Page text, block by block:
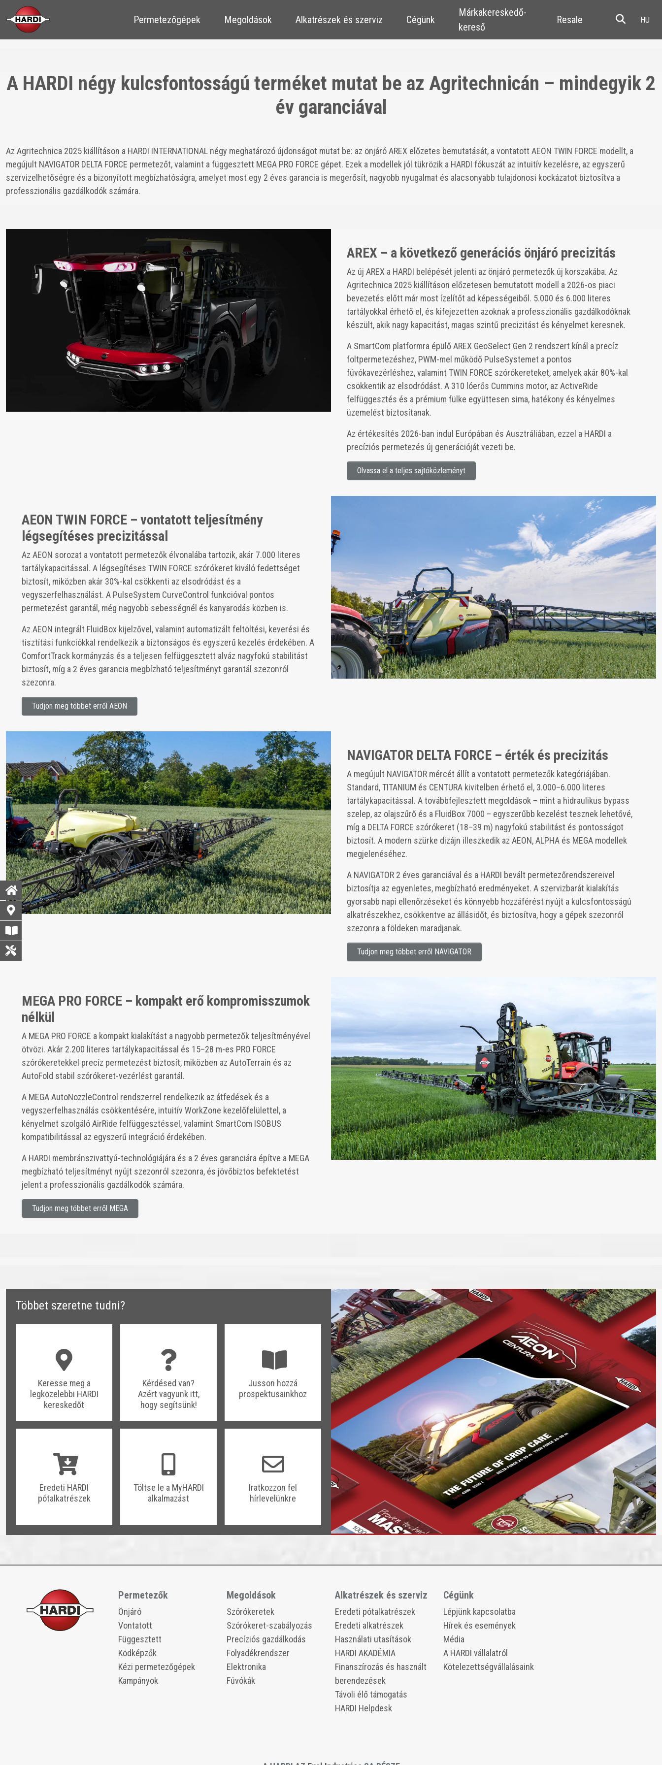
​​Permetezőgépek ​​Megoldások ​​Alkatrészek és szerviz Cégünk
Márkakereskedő-
kereső
Resale
A HARDI négy kulcsfontosságú terméket mutat be az Agritechnicán – mindegyik 2
év garanciával
Az Agritechnica 2025 kiállításon a HARDI INTERNATIONAL négy meghatározó újdonságot mutat be: az önjáró AREX előzetes bemutatását, a vontatott AEON TWIN FORCE modellt, a
megújult NAVIGATOR DELTA FORCE permetezőt, valamint a függesztett MEGA PRO FORCE gépet. Ezek a modellek jól tükrözik a HARDI fókuszát az intuitív kezelésre, az egyszerű
szervizelhetőségre és a bizonyított megbízhatóságra, amelyet most egy 2 éves garancia is megerősít, nagyobb nyugalmat és alacsonyabb tulajdonosi kockázatot biztosítva a
professzionális gazdálkodók számára.
AREX – a következő generációs önjáró precizitás
Az új AREX a HARDI belépését jelenti az önjáró permetezők új korszakába. Az
Agritechnica 2025 kiállításon előzetesen bemutatott modell a 2026-os piaci
bevezetés előtt már most ízelítőt ad képességeiből. 5.000 és 6.000 literes
tartályokkal érhető el, és kifejezetten azoknak a professzionális gazdálkodóknak
készült, akik nagy kapacitást, magas szintű precizitást és kényelmet keresnek.
A SmartCom platformra épülő AREX GeoSelect Gen 2 rendszert kínál a precíz
foltpermetezéshez, PWM-mel működő PulseSystemet a pontos
fúvókavezérléshez, valamint TWIN FORCE szórókereteket, amelyek akár 80%-kal
csökkentik az elsodródást. A 310 lóerős Cummins motor, az ActiveRide
felfüggesztés és a prémium fülke együttesen sima, hatékony és kényelmes
üzemelést biztosítanak.
Az értékesítés 2026-ban indul Európában és Ausztráliában, ezzel a HARDI a
precíziós permetezés új generációját vezeti be.
Olvassa el a teljes sajtóközleményt
AEON TWIN FORCE – vontatott teljesítmény
légsegítéses precizitással
Az AEON sorozat a vontatott permetezők élvonalába tartozik, akár 7.000 literes
tartálykapacitással. A légsegítéses TWIN FORCE szórókeret kiváló fedettséget
biztosít, miközben akár 30%-kal csökkenti az elsodródást és a
vegyszerfelhasználást. A PulseSystem CurveControl funkcióval pontos
permetezést garantál, még nagyobb sebességnél és kanyarodás közben is.
Az AEON integrált FluidBox kijelzővel, valamint automatizált feltöltési, keverési és
tisztítási funkciókkal rendelkezik a biztonságos és egyszerű kezelés érdekében. A
ComfortTrack kormányzás és a teljesen felfüggesztett alváz nagyfokú stabilitást
biztosít, míg a 2 éves garancia megbízható teljesítményt garantál szezonról
szezonra.
Tudjon meg többet erről AEON
NAVIGATOR DELTA FORCE – érték és precizitás
A megújult NAVIGATOR mércét állít a vontatott permetezők kategóriájában.
Standard, TITANIUM és CENTURA kivitelben érhető el, 3.000–6.000 literes
tartálykapacitással. A továbbfejlesztett megoldások – mint a hidraulikus bypass
szelep, az olajszűrő és a FluidBox 7000 – egyszerűbb kezelést tesznek lehetővé,
míg a DELTA FORCE szórókeret (18–39 m) nagyfokú stabilitást és pontosságot
biztosít. A modern szürke dizájn illeszkedik az AEON, ALPHA és MEGA modellek
megjelenéséhez.
A NAVIGATOR 2 éves garanciával és a HARDI bevált permetezőrendszereivel
biztosítja az egyenletes, megbízható eredményeket. A szervizbarát kialakítás
gyorsabb napi ellenőrzéseket és könnyebb hozzáférést nyújt a kulcsfontosságú
alkatrészekhez, csökkentve az állásidőt, és biztosítva, hogy a gépek szezonról
szezonra a földeken maradjanak.
Tudjon meg többet erről NAVIGATOR
MEGA PRO FORCE – kompakt erő kompromisszumok
nélkül
A MEGA PRO FORCE a kompakt kialakítást a nagyobb permetezők teljesítményével
ötvözi. Akár 2.200 literes tartálykapacitással és 15–28 m-es PRO FORCE
szórókeretekkel precíz permetezést biztosít, miközben az AutoTerrain és az
AutoFold stabil szórókeret-vezérlést garantál.
A MEGA AutoNozzleControl rendszerrel rendelkezik az átfedések és a
vegyszerfelhasználás csökkentésére, intuitív WorkZone kezelőfelülettel, a
kényelmet szolgáló AirRide felfüggesztéssel, valamint SmartCom ISOBUS
kompatibilitással az egyszerű integráció érdekében.
A HARDI membránszivattyú-technológiájára és a 2 éves garanciára építve a MEGA
megbízható teljesítményt nyújt szezonról szezonra, és jövőbiztos befektetést
jelent a professzionális gazdálkodók számára.
Tudjon meg többet erről MEGA
​​Többet szeretne tudni?
​​Keresse meg a
legközelebbi HARDI
kereskedőt
​​Kérdésed van?
Azért vagyunk itt,
hogy segítsünk!
​​Jusson hozzá
prospektusainkhoz
​​Eredeti HARDI
pótalkatrészek
​​Töltse le a MyHARDI
alkalmazást
​​Iratkozzon fel
hírlevelünkre
Permetezők
​​Önjáró
​​Vontatott
​​Függesztett
​​Ködképzők
​​Kézi permetezőgépek
Kampányok
Megoldások
​​Szórókeretek
​​Szórókeret-szabályozás
Precíziós gazdálkodás
​​Folyadékrendszer
​​Elektronika
​​Fúvókák
Alkatrészek és szerviz
​​Eredeti pótalkatrészek
Eredeti alkatrészek
​​Használati utasítások
​​HARDI AKADÉMIA
​​Finanszírozás és használt
berendezések
Távoli élő támogatás
HARDI Helpdesk
Cégünk
​​Lépjünk kapcsolatba
​​Hírek és események
Média
​​A HARDI vállalatról
​​Kötelezettségvállalásaink